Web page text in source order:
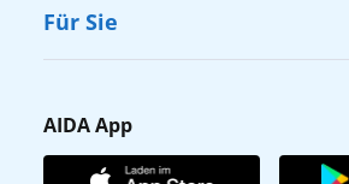
Cruise & Help
Karriere
Für Sie
Gästefragebogen
AIDA Club
AIDA App